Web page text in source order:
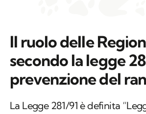
Il ruolo delle
secondo la legge
prevenzione del
La Legge 281/91 è definita